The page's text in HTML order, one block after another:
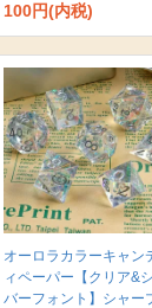
100円(内税)
オーロラカラーキャン
ィペーパー【クリア&
バーフォント】シャー